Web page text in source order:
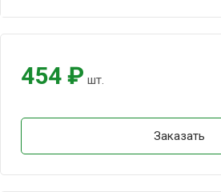
454 ₽ шт.
Заказать